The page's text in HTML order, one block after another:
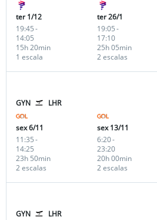
ter 1/12
19:45-
14:05
1 escala
15h 20min
ter 26/1
19:05-
17:10
2 escalas
25h 05min
GYN LHR
sex 6/11
11:35-
14:25
2 escalas
23h 50min
sex 13/11
6:20-
23:20
2 escalas
20h 00min
GYN LHR